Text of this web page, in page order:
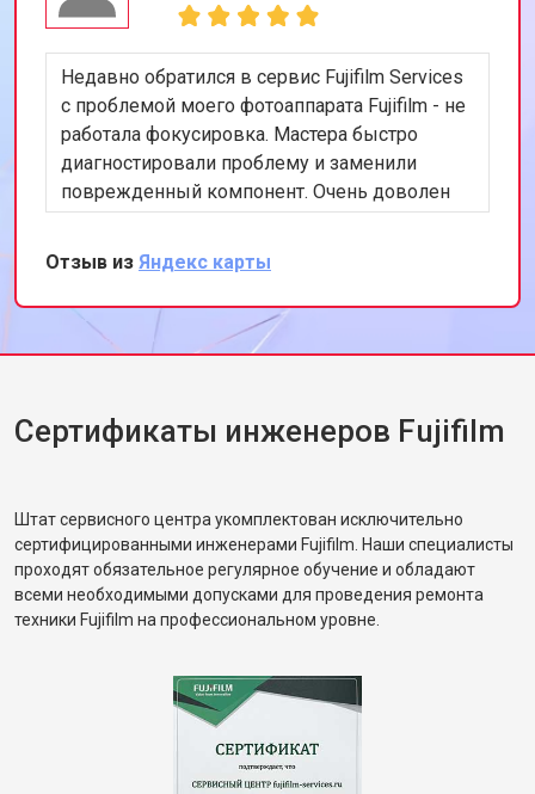
Недавно обратился в сервис Fujifilm Services
с проблемой моего фотоаппарата Fujifilm - не
работала фокусировка. Мастера быстро
диагностировали проблему и заменили
поврежденный компонент. Очень доволен
скоростью и качеством работы. Рекомендую
этот сервис всем, кто ценит
профессионализм и качество.
Отзыв из Яндекс карты
Сертификаты инженеров Fujifilm
Штат сервисного центра укомплектован исключительно
сертифицированными инженерами Fujifilm. Наши специалисты
проходят обязательное регулярное обучение и обладают
всеми необходимыми допусками для проведения ремонта
техники Fujifilm на профессиональном уровне.